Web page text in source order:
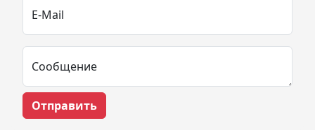
E-Mail
Сообщение
Отправить